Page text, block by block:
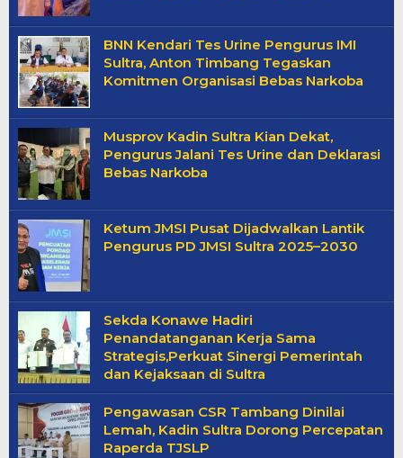
BNN Kendari Tes Urine Pengurus IMI
Sultra, Anton Timbang Tegaskan
Komitmen Organisasi Bebas Narkoba
Musprov Kadin Sultra Kian Dekat,
Pengurus Jalani Tes Urine dan Deklarasi
Bebas Narkoba
Ketum JMSI Pusat Dijadwalkan Lantik
Pengurus PD JMSI Sultra 2025–2030
Sekda Konawe Hadiri
Penandatanganan Kerja Sama
Strategis,Perkuat Sinergi Pemerintah
dan Kejaksaan di Sultra
Pengawasan CSR Tambang Dinilai
Lemah, Kadin Sultra Dorong Percepatan
Raperda TJSLP